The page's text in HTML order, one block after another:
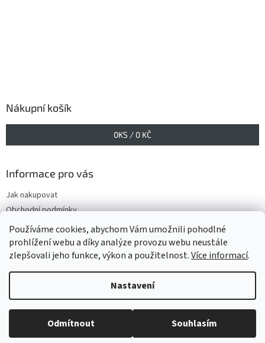
Používáme cookies, abychom Vám umožnili pohodlné
prohlížení webu a díky analýze provozu webu neustále
zlepšovali jeho funkce, výkon a použitelnost.Více informací.
Nastavení
Odmítnout Souhlasím
Nákupní košík
0KS / 0 KČ
Informace pro vás
Jak nakupovat
Obchodní podmínky
Podmínky ochrany osobních údajů
Copyright 2026www.GELIS.cz. Všechna práva vyhrazena.Upravit